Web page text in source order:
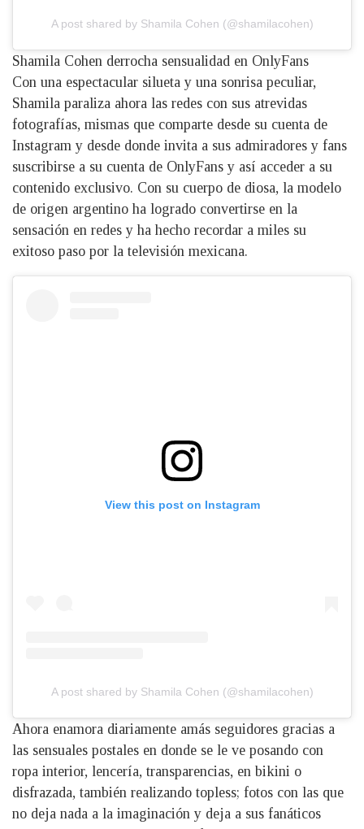
A post shared by Shamila Cohen (@shamilacohen)
Shamila Cohen derrocha sensualidad en OnlyFans
Con una espectacular silueta y una sonrisa peculiar,
Shamila paraliza ahora las redes con sus atrevidas
fotografías, mismas que comparte desde su cuenta de
Instagram y desde donde invita a sus admiradores y fans
suscribirse a su cuenta de OnlyFans y así acceder a su
contenido exclusivo. Con su cuerpo de diosa, la modelo
de origen argentino ha logrado convertirse en la
sensación en redes y ha hecho recordar a miles su
exitoso paso por la televisión mexicana.
View this post on Instagram
A post shared by Shamila Cohen (@shamilacohen)
Ahora enamora diariamente amás seguidores gracias a
las sensuales postales en donde se le ve posando con
ropa interior, lencería, transparencias, en bikini o
disfrazada, también realizando topless; fotos con las que
no deja nada a la imaginación y deja a sus fanáticos